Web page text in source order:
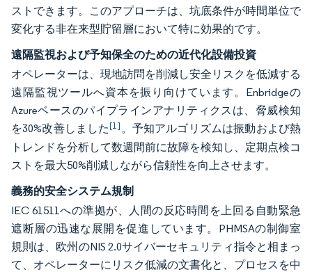
ストできます。このアプローチは、坑底条件が時間単位で
変化する非在来型貯留層において特に効果的です。
遠隔監視および予知保全のための近代化設備投資
オペレーターは、現地訪問を削減し安全リスクを低減する
遠隔監視ツールへ資本を振り向けています。Enbridgeの
Azureベースのパイプラインアナリティクスは、脅威検知
を30%改善しました[1]。予知アルゴリズムは振動および熱
トレンドを分析して数週間前に故障を検知し、定期点検コ
ストを最大50%削減しながら信頼性を向上させます。
義務的安全システム規制
IEC 61511への準拠が、人間の反応時間を上回る自動緊急
遮断層の迅速な展開を促進しています。PHMSAの制御室
規則は、欧州のNIS 2.0サイバーセキュリティ指令と相まっ
て、オペレーターにリスク低減の文書化と、プロセスを中